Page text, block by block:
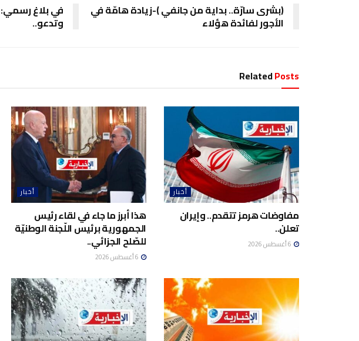
(بشرى سارّة.. بداية من جانفي )-زيادة هامّة في
الأجور لفائدة هؤلاء
في بلاغ رسمي:
وتدعو..
RelatedPosts
أخبار
مفاوضات هرمز تتقدم.. وإيران
تعلن..
أخبار
هذا أبرز ما جاء في لقاء رئيس
الجمهورية برئيس اللّجنة الوطنيّة
للصّلح الجزائي..